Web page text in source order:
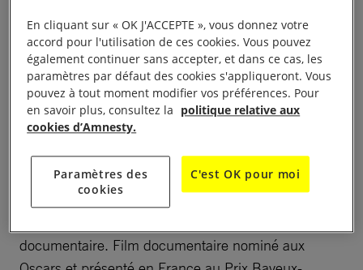
Lundi 13 mars 2017 –
Projection du film « Watani –
My Homeland »
Le 13 mars, à 20h00, Amnesty International France
propose une projection gratuite du film de Marcel
Mettelsiefen, au Cinéma Majestic Bastille (Paris,
11e). Le film sera suivi d’une rencontre avec le
documentaire. Film documentaire nominé aux
En cliquant sur « OK J'ACCEPTE », vous donnez votre
accord pour l'utilisation de ces cookies. Vous pouvez
également continuer sans accepter, et dans ce cas, les
paramètres par défaut des cookies s'appliqueront. Vous
pouvez à tout moment modifier vos préférences. Pour
en savoir plus, consultez la politique relative aux
cookies d’Amnesty.
Paramètres des
cookies
C'est OK pour moi